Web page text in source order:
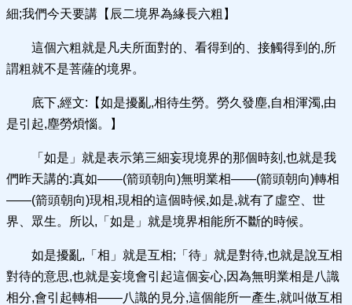
細;我們今天要講【辰二境界為緣長六粗】
這個六粗就是凡夫所面對的、看得到的、接觸得到的,所
謂粗就不是菩薩的境界。
底下,經文:【如是擾亂,相待生勞。勞久發塵,自相渾濁,由
是引起,塵勞煩惱。】
「如是」就是表示第三細妄現境界的那個時刻,也就是我
們昨天講的:真如——(箭頭朝向)無明業相——(箭頭朝向)轉相
——(箭頭朝向)現相,現相的這個時候,如是,就有了虛空、世
界、眾生。所以,「如是」就是境界相能所不斷的時候。
如是擾亂,「相」就是互相;「待」就是對待,也就是說互相
對待的意思,也就是妄境會引起這個妄心,因為無明業相是八識
相分,會引起轉相——八識的見分,這個能所一產生,就叫做互相